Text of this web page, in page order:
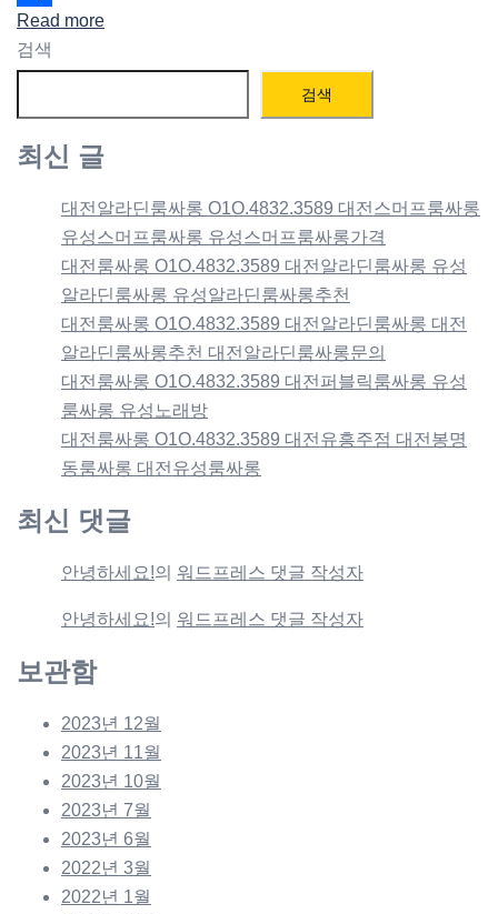
Share
Read more
검색
검색
최신 글
대전알라딘룸싸롱 O1O.4832.3589 대전스머프룸싸롱
유성스머프룸싸롱 유성스머프룸싸롱가격
대전룸싸롱 O1O.4832.3589 대전알라딘룸싸롱 유성
알라딘룸싸롱 유성알라딘룸싸롱추천
대전룸싸롱 O1O.4832.3589 대전알라딘룸싸롱 대전
알라딘룸싸롱추천 대전알라딘룸싸롱문의
대전룸싸롱 O1O.4832.3589 대전퍼블릭룸싸롱 유성
룸싸롱 유성노래방
대전룸싸롱 O1O.4832.3589 대전유흥주점 대전봉명
동룸싸롱 대전유성룸싸롱
최신 댓글
안녕하세요!의 워드프레스 댓글 작성자
안녕하세요!의 워드프레스 댓글 작성자
보관함
2023년 12월
2023년 11월
2023년 10월
2023년 7월
2023년 6월
2022년 3월
2022년 1월